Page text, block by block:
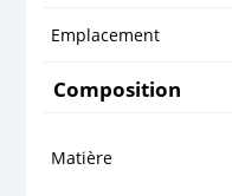
Emplacement
Composition
Matière